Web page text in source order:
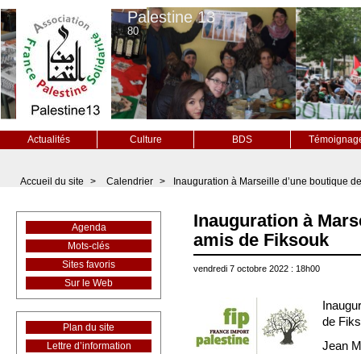
Palestine 13
80
Actualités Culture BDS
Accueil du site > Calendrier > Inauguration à Marseille d’une boutique
Inauguration à
amis de Fiksouk
vendredi 7 octobre 2022 : 18h00
de
Jean
Agenda
Mots-clés
Sites favoris
Sur le Web
Plan du site
Lettre d’information